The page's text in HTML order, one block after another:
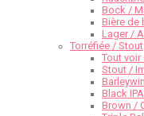
Bock /
Bière de
Lager /
Torréfiée / Stout
Tout voir
Stout /
Black
Brown /